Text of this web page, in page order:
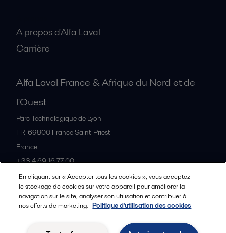
A propos d'Alfa Laval
Carrière
Alfa Laval France & Afrique du Nord et de
l'Ouest
Parc Technologique de Lyon
FR-69800 France Saint-Priest
France
+33 4 69 16 77 00
Tous les bureaux et partenaires
En cliquant sur « Accepter tous les cookies », vous acceptez
le stockage de cookies sur votre appareil pour améliorer la
navigation sur le site, analyser son utilisation et contribuer à
nos efforts de marketing. Politique d'utilisation des cookies